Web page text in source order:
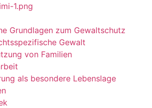
Grundlagen zum Gewaltschutz
Gewalt
von Familien
als besondere Lebenslage